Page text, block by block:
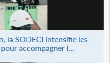
la SODECI intensifie les
accompagner l...